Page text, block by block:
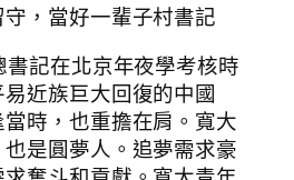
，當好一輩子村書記
記在北京年夜學考核時
近族巨大回復的中國
時，也重擔在肩。寬大
是圓夢人。追夢需求豪